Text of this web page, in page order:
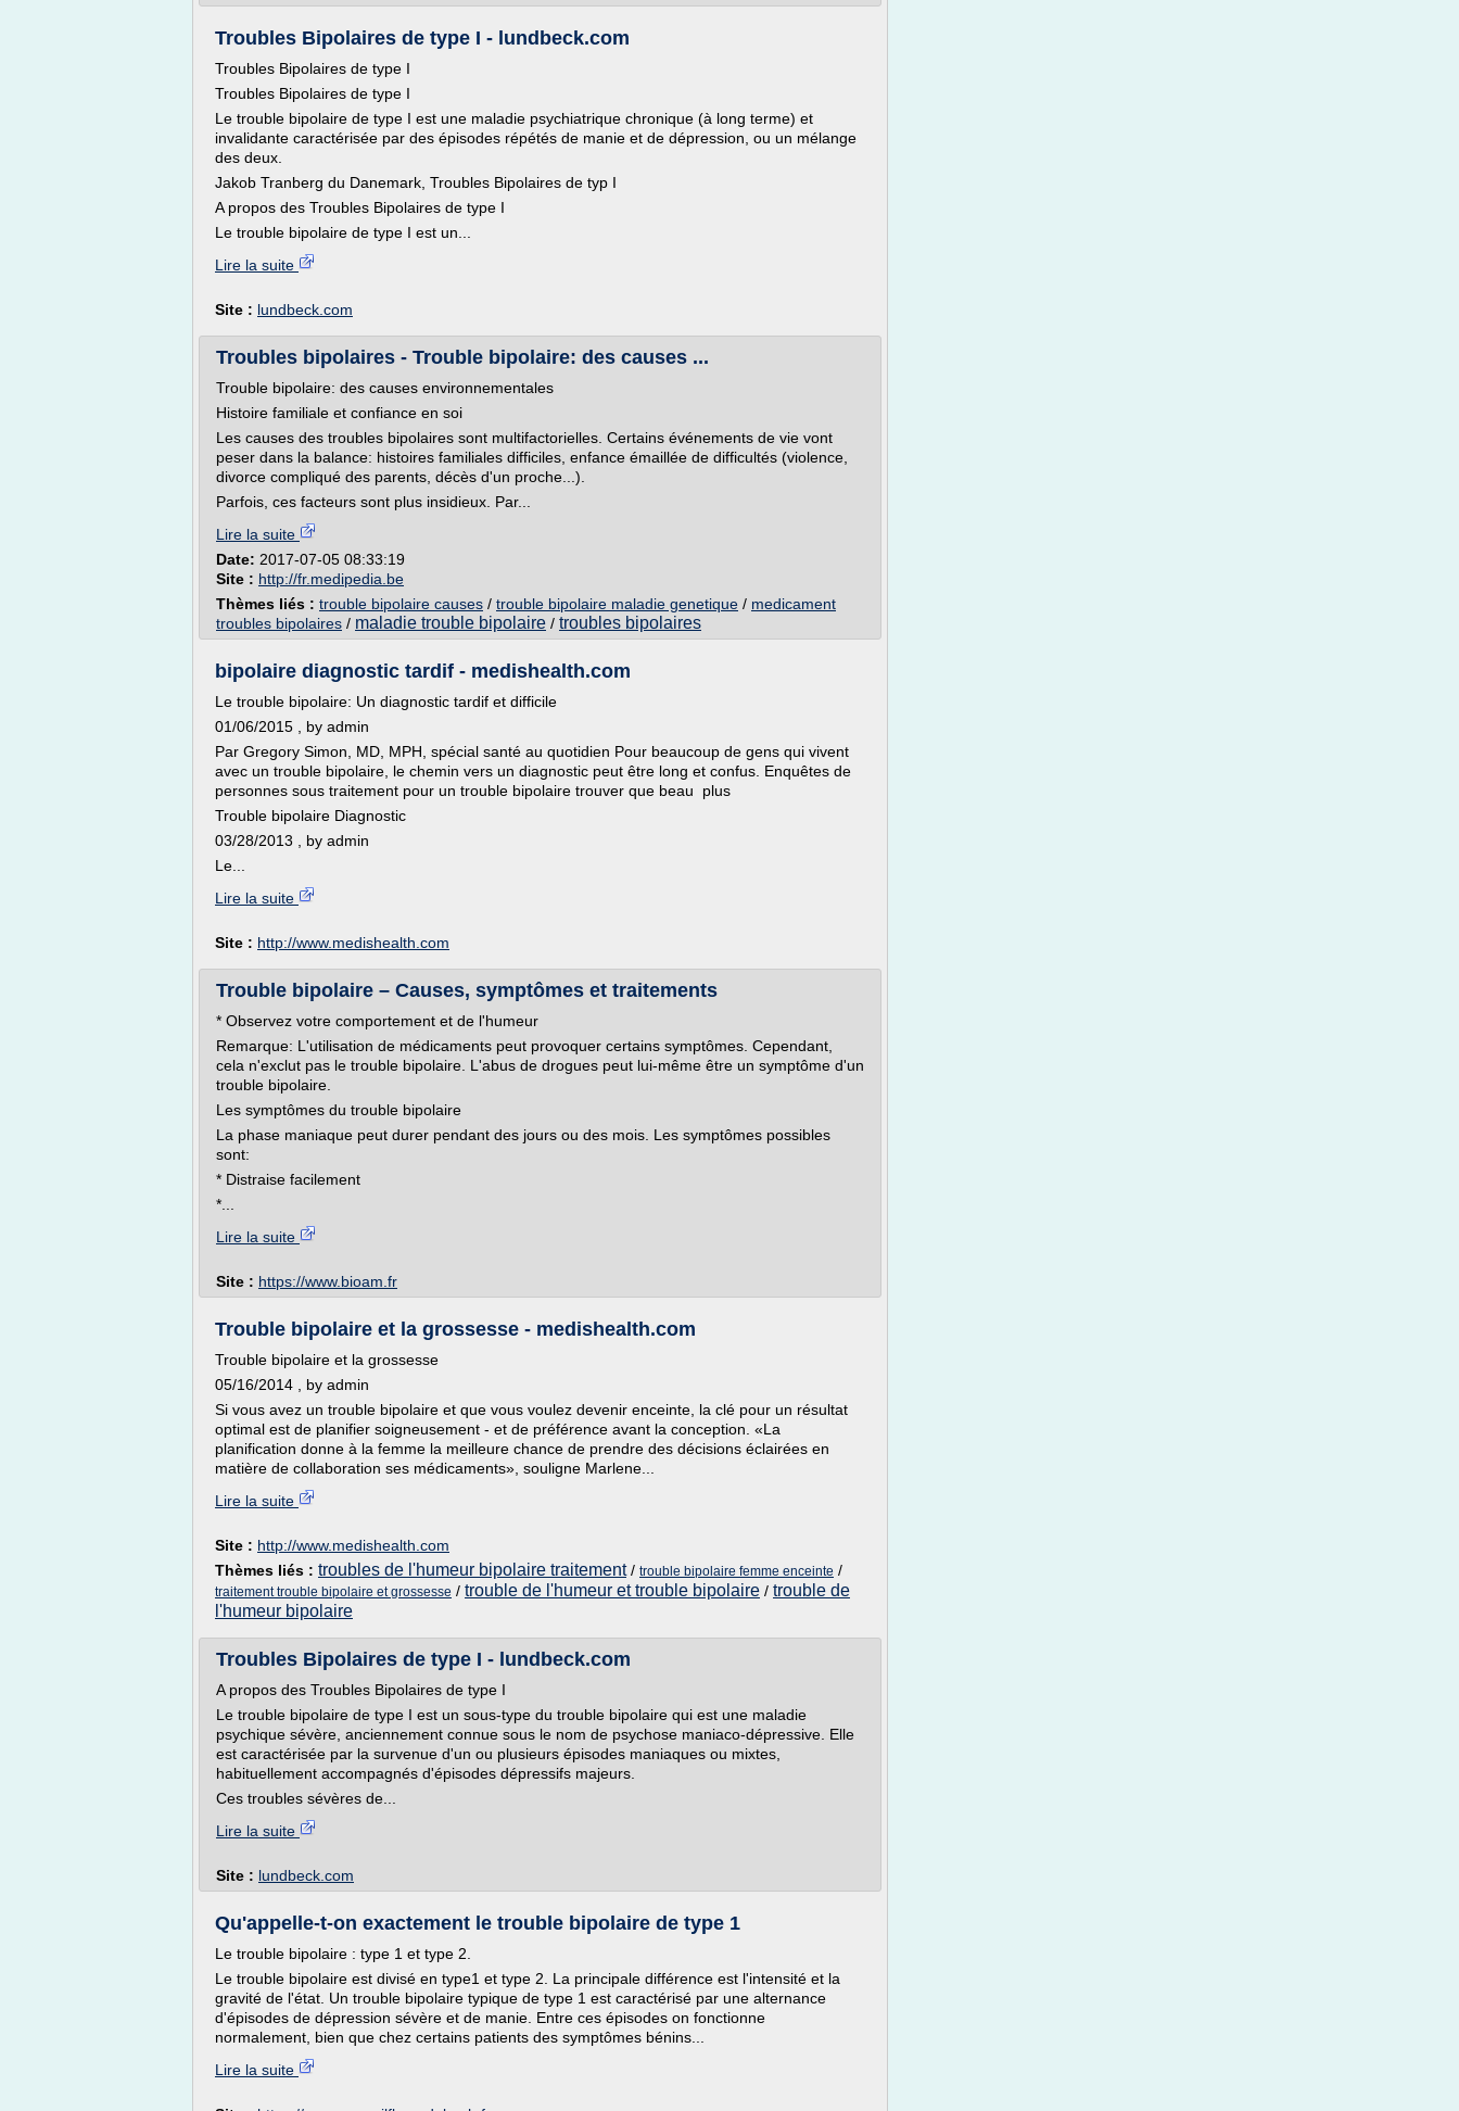
Troubles Bipolaires de type I - lundbeck.com
Troubles Bipolaires de type I
Troubles Bipolaires de type I
Le trouble bipolaire de type I est une maladie psychiatrique chronique (à long terme) et
invalidante caractérisée par des épisodes répétés de manie et de dépression, ou un mélange
des deux.
Jakob Tranberg du Danemark, Troubles Bipolaires de typ I
A propos des Troubles Bipolaires de type I
Le trouble bipolaire de type I est un...
Lire la suite
Site : lundbeck.com
Troubles bipolaires - Trouble bipolaire: des causes ...
Trouble bipolaire: des causes environnementales
Histoire familiale et confiance en soi
Les causes des troubles bipolaires sont multifactorielles. Certains événements de vie vont
peser dans la balance: histoires familiales difficiles, enfance émaillée de difficultés (violence,
divorce compliqué des parents, décès d'un proche...).
Parfois, ces facteurs sont plus insidieux. Par...
Lire la suite
Date: 2017-07-05 08:33:19
Site : http://fr.medipedia.be
Thèmes liés : trouble bipolaire causes / trouble bipolaire maladie genetique / medicament
troubles bipolaires / maladie trouble bipolaire / troubles bipolaires
bipolaire diagnostic tardif - medishealth.com
Le trouble bipolaire: Un diagnostic tardif et difficile
01/06/2015 , by admin
Par Gregory Simon, MD, MPH, spécial santé au quotidien Pour beaucoup de gens qui vivent
avec un trouble bipolaire, le chemin vers un diagnostic peut être long et confus. Enquêtes de
personnes sous traitement pour un trouble bipolaire trouver que beau plus
Trouble bipolaire Diagnostic
03/28/2013 , by admin
Le...
Lire la suite
Site : http://www.medishealth.com
Trouble bipolaire – Causes, symptômes et traitements
* Observez votre comportement et de l'humeur
Remarque: L'utilisation de médicaments peut provoquer certains symptômes. Cependant,
cela n'exclut pas le trouble bipolaire. L'abus de drogues peut lui-même être un symptôme d'un
trouble bipolaire.
Les symptômes du trouble bipolaire
La phase maniaque peut durer pendant des jours ou des mois. Les symptômes possibles
sont:
* Distraise facilement
*...
Lire la suite
Site : https://www.bioam.fr
Trouble bipolaire et la grossesse - medishealth.com
Trouble bipolaire et la grossesse
05/16/2014 , by admin
Si vous avez un trouble bipolaire et que vous voulez devenir enceinte, la clé pour un résultat
optimal est de planifier soigneusement - et de préférence avant la conception. «La
planification donne à la femme la meilleure chance de prendre des décisions éclairées en
matière de collaboration ses médicaments», souligne Marlene...
Lire la suite
Site : http://www.medishealth.com
Thèmes liés : troubles de l'humeur bipolaire traitement/ trouble bipolaire femme enceinte /
traitement trouble bipolaire et grossesse / trouble de l'humeur et trouble bipolaire / trouble de
l'humeur bipolaire
Troubles Bipolaires de type I - lundbeck.com
A propos des Troubles Bipolaires de type I
Le trouble bipolaire de type I est un sous-type du trouble bipolaire qui est une maladie
psychique sévère, anciennement connue sous le nom de psychose maniaco-dépressive. Elle
est caractérisée par la survenue d'un ou plusieurs épisodes maniaques ou mixtes,
habituellement accompagnés d'épisodes dépressifs majeurs.
Ces troubles sévères de...
Lire la suite
Site : lundbeck.com
Qu'appelle-t-on exactement le trouble bipolaire de type 1
Le trouble bipolaire : type 1 et type 2.
Le trouble bipolaire est divisé en type1 et type 2. La principale différence est l'intensité et la
gravité de l'état. Un trouble bipolaire typique de type 1 est caractérisé par une alternance
d'épisodes de dépression sévère et de manie. Entre ces épisodes on fonctionne
normalement, bien que chez certains patients des symptômes bénins...
Lire la suite